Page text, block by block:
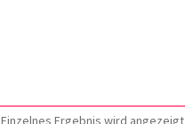
Einzelnes Ergebnis wird angezeigt